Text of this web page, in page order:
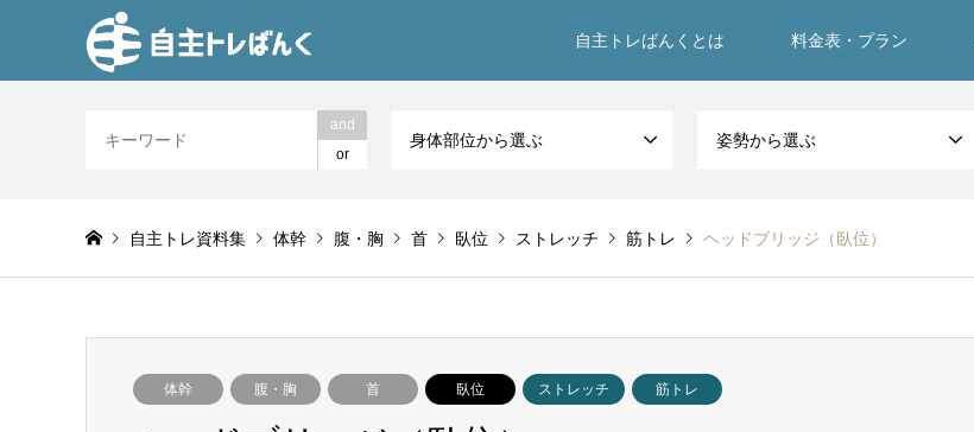
自主トレばんくとは 料金表・プラン
and
or
身体部位から選ぶ 姿勢から選ぶ
自主トレ資料集 体幹 腹・胸 首 臥位 ストレッチ 筋トレ ヘッドブリッジ（臥位）
体幹 腹・胸 首 臥位 ストレッチ 筋トレ